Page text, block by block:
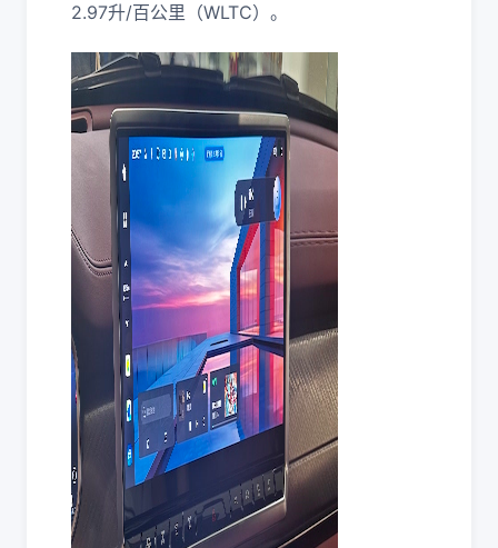
2.97升/百公里（WLTC）。